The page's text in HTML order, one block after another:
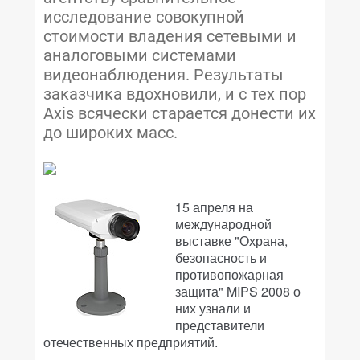
исследование совокупной
стоимости владения сетевыми и
аналоговыми системами
видеонаблюдения. Результаты
заказчика вдохновили, и с тех пор
Axis всячески старается донести их
до широких масс.
15 апреля на
международной
выставке "Охрана,
безопасность и
противопожарная
защита" MIPS 2008 о
них узнали и
представители
отечественных предприятий.